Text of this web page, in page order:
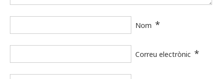
Nom *
Correu electrònic *